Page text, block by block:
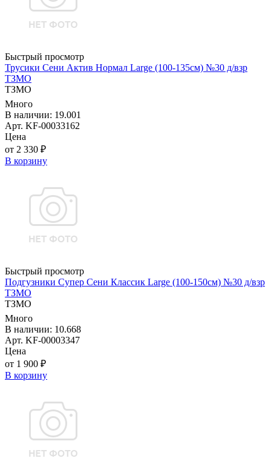
Быстрый просмотр
Трусики Сени Актив Нормал Large (100-135см) №30 д/взр
ТЗМО
ТЗМО
Много
В наличии: 19.001
Арт. KF-00033162
Цена
от 2 330 ₽
В корзину
Быстрый просмотр
Подгузники Супер Сени Классик Large (100-150см) №30 д/взр
ТЗМО
ТЗМО
Много
В наличии: 10.668
Арт. KF-00003347
Цена
от 1 900 ₽
В корзину